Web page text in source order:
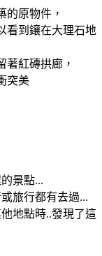
的原物件，
看到鑲在大理石地
著紅磚拱廊，
突美
景點...
旅行都有去過...
地點時..發現了這